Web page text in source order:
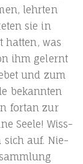
lehr­ten
sie in
hat­ten, was
ihm gelernt
und zum
bekann­ten
fort­an zur
See­le! Wiss­
sich auf. Nie­